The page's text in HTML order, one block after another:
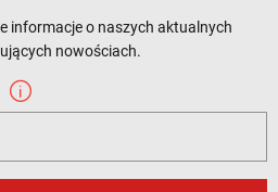
informacje o naszych aktualnych
nowościach.